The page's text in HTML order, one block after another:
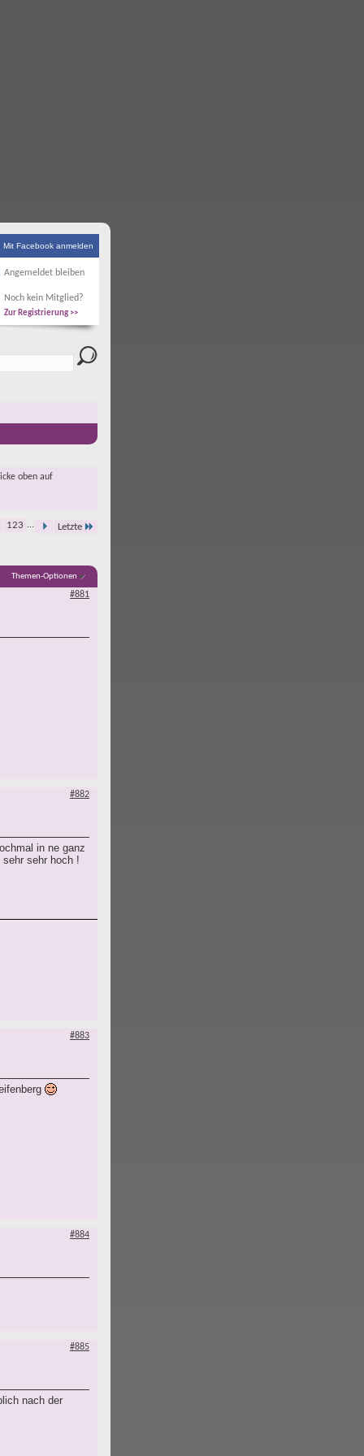
Mit Facebook anmelden
Angemeldet bleiben
Noch kein Mitglied?
Zur Registrierung >>
oben auf
123 ... Letzte
Themen-Optionen
#881
#882
in ne ganz
sehr hoch !
#883
#884
#885
nach der